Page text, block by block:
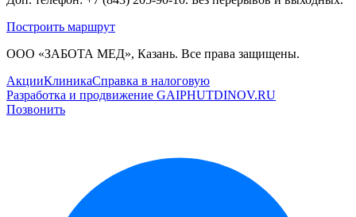
Построить маршрут
ООО «ЗАБОТА МЕД», Казань. Все права защищены.
АкцииКлиникаСправка в налоговую
Разработка и продвижение GAIPHUTDINOV.RU
Позвонить